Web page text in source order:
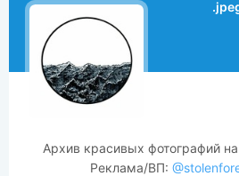
Архив красивых фотографий
Реклама/ВП: